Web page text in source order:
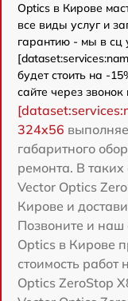
Optics в Кирове
все виды услуг и
гарантию - мы в сц
будет стоить на -
сайте через
324x56
габаритного
ремонта. В
Vector Optics
Кирове и
Позвоните и наш
Optics в Кирове
стоимость работ
Optics ZeroStop